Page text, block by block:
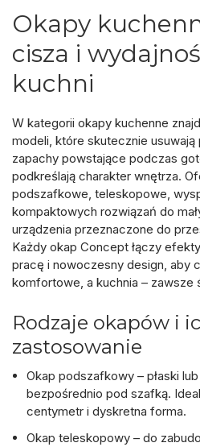
Okapy
cisza i
kuchni
W kategorii okapy kuchenne
modeli, które skutecznie usuwają
zapachy powstające podczas
podkreślają charakter wnętrza.
podszafkowe, teleskopowe,
kompaktowych rozwiązań do
urządzenia przeznaczone do
Każdy okap Concept łączy
pracę i nowoczesny design, aby
komfortowe, a kuchnia – zawsze
Rodzaje okapów i
zastosowanie
Okap podszafkowy – płaski lub
bezpośrednio pod szafką.
centymetr i dyskretna forma.
Okap teleskopowy – do